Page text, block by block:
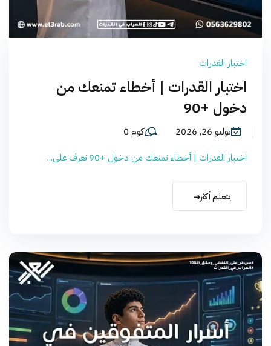
اختبار القدرات
اختبار القدرات | أخطاء تمنعك من
دخول +90
يوليو 26, 2026
كوم 0
اختبار القدرات | أخطاء تمنعك من دخول +90 تعرف على...
يتعلم أكثر